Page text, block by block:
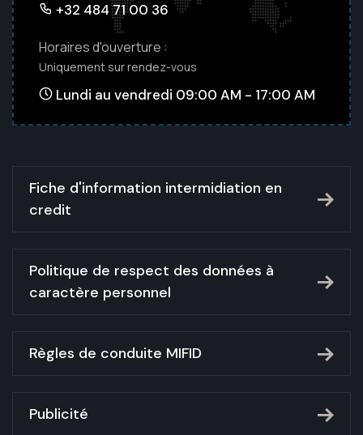
+32 484 71 00 36
Horaires d'ouverture :
Uniquement sur rendez-vous
Lundi au vendredi 09:00 AM - 17:00 AM
Fiche d'information intermidiation en
credit
Politique de respect des données à
caractère personnel
Règles de conduite MIFID
Publicité